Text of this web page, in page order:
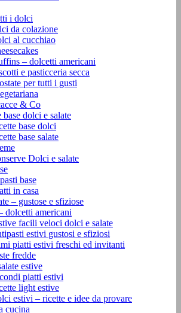
i dolci
da colazione
al cucchiao
– dolcetti americani
e pasticceria secca
per tutti i gusti
& Co
base dolci e salate
base dolci
base salate
Dolci e salate
base
in casa
– gustose e sfiziose
dolcetti americani
facili veloci dolci e salate
estivi gustosi e sfiziosi
piatti estivi freschi ed invitanti
fredde
estive
piatti estivi
light estive
estivi – ricette e idee da provare
cucina